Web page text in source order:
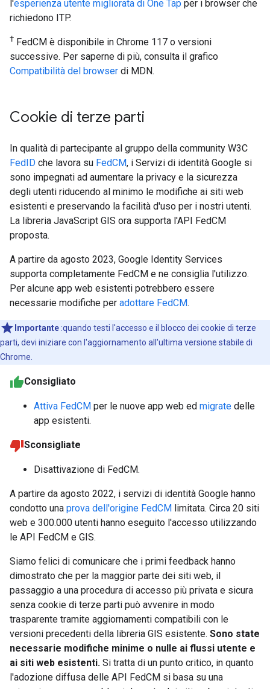
l'esperienza utente migliorata di One Tap per i browser che
richiedono ITP.
† FedCM è disponibile in Chrome 117 o versioni
successive. Per saperne di più, consulta il grafico
Compatibilità del browser di MDN.
Cookie di terze parti
In qualità di partecipante al gruppo della community W3C
FedID che lavora su FedCM, i Servizi di identità Google si
sono impegnati ad aumentare la privacy e la sicurezza
degli utenti riducendo al minimo le modifiche ai siti web
esistenti e preservando la facilità d'uso per i nostri utenti.
La libreria JavaScript GIS ora supporta l'API FedCM
proposta.
A partire da agosto 2023, Google Identity Services
supporta completamente FedCM e ne consiglia l'utilizzo.
Per alcune app web esistenti potrebbero essere
necessarie modifiche per adottare FedCM.
Importante :quando testi l'accesso e il blocco dei cookie di terze
parti, devi iniziare con l'aggiornamento all'ultima versione stabile di
Chrome.
Consigliato
Attiva FedCM per le nuove app web ed migrate delle
app esistenti.
Sconsigliate
Disattivazione di FedCM.
A partire da agosto 2022, i servizi di identità Google hanno
condotto una prova dell'origine FedCM limitata. Circa 20 siti
web e 300.000 utenti hanno eseguito l'accesso utilizzando
le API FedCM e GIS.
Siamo felici di comunicare che i primi feedback hanno
dimostrato che per la maggior parte dei siti web, il
passaggio a una procedura di accesso più privata e sicura
senza cookie di terze parti può avvenire in modo
trasparente tramite aggiornamenti compatibili con le
versioni precedenti della libreria GIS esistente. Sono state
necessarie modifiche minime o nulle ai flussi utente e
ai siti web esistenti. Si tratta di un punto critico, in quanto
l'adozione diffusa delle API FedCM si basa su una